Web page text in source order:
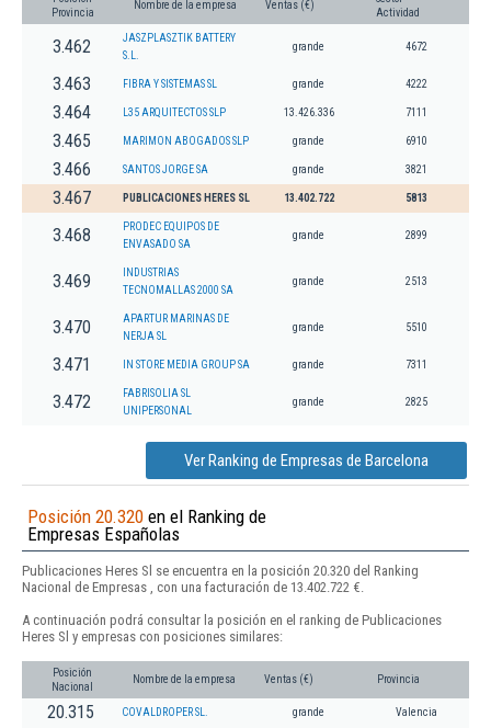
Provincia
Nombre de la empresa Ventas (€)
Actividad
3.462
JASZPLASZTIK BATTERY
S.L.
grande 4672
3.463 FIBRA Y SISTEMAS SL grande 4222
3.464 L35 ARQUITECTOS SLP 13.426.336 7111
3.465 MARIMON ABOGADOS SLP grande 6910
3.466 SANTOS JORGE SA grande 3821
3.467 PUBLICACIONES HERES SL 13.402.722 5813
3.468
PRODEC EQUIPOS DE
ENVASADO SA
grande 2899
3.469
INDUSTRIAS
TECNOMALLAS 2000 SA
grande 2513
3.470
APARTUR MARINAS DE
NERJA SL
grande 5510
3.471 IN STORE MEDIA GROUP SA grande 7311
3.472
FABRISOLIA SL
UNIPERSONAL
grande 2825
Ver Ranking de Empresas de Barcelona
Posición 20.320 en el Ranking de
Empresas Españolas
Publicaciones Heres Sl se encuentra en la posición 20.320 del Ranking
Nacional de Empresas , con una facturación de 13.402.722 €.
A continuación podrá consultar la posición en el ranking de Publicaciones
Heres Sl y empresas con posiciones similares:
Posición
Nacional
Nombre de la empresa Ventas (€) Provincia
20.315 COVALDROPER SL. grande Valencia